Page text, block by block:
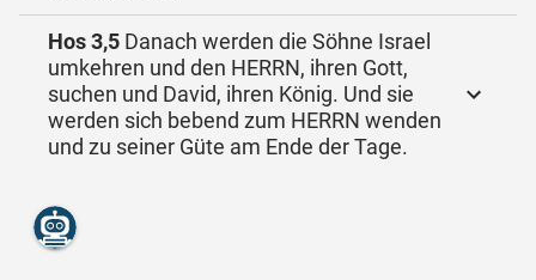
Hos 3,5 Danach werden die Söhne Israel
umkehren und den HERRN, ihren Gott,
suchen und David, ihren König. Und sie
werden sich bebend zum HERRN wenden
und zu seiner Güte am Ende der Tage.